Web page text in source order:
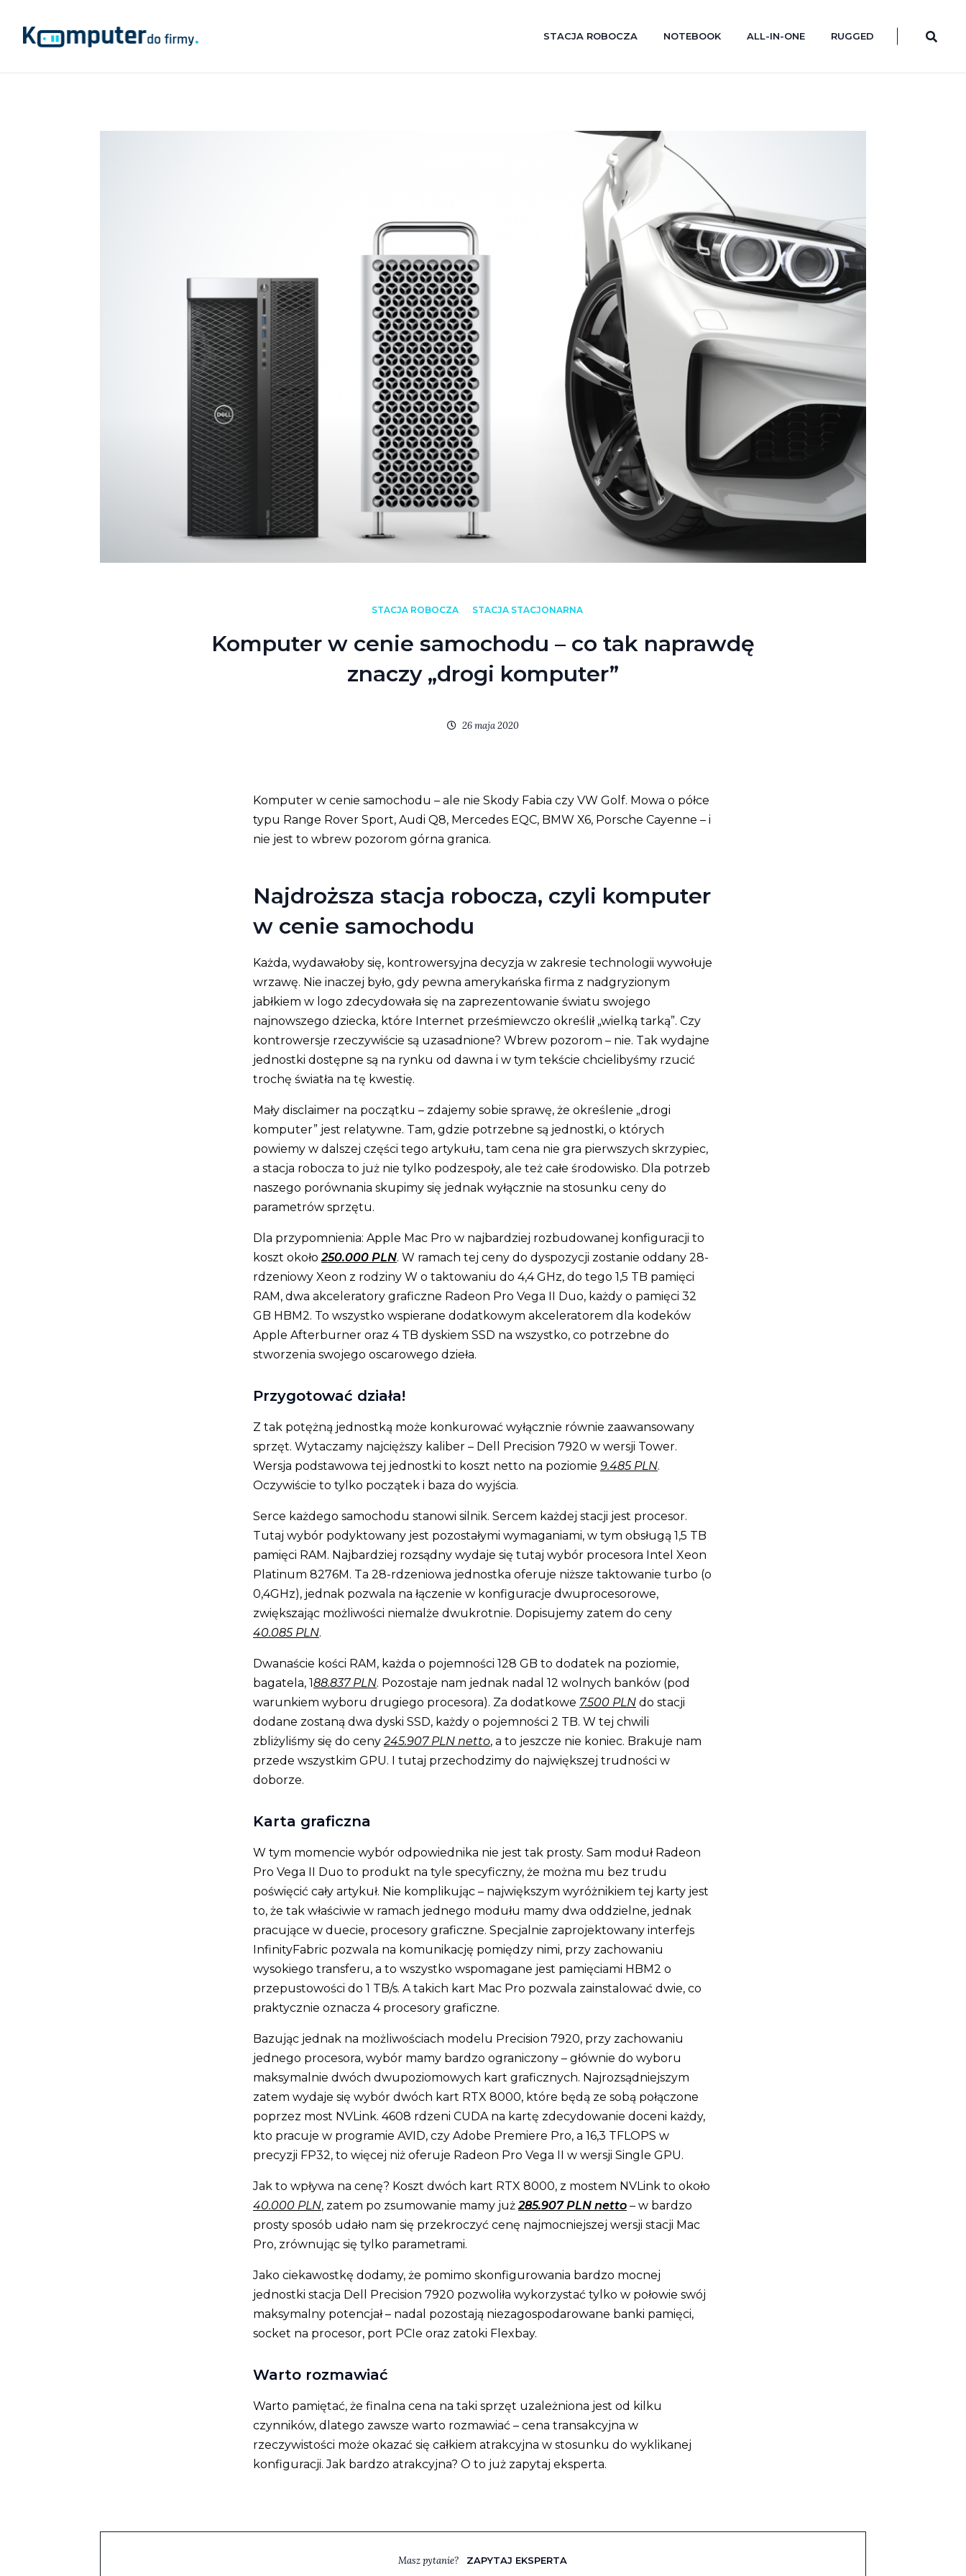
STACJA ROBOCZA NOTEBOOK ALL-IN-ONE RUGGED
STACJA ROBOCZA STACJA STACJONARNA
Komputer w cenie samochodu – co tak naprawdę
znaczy „drogi komputer”
26 maja 2020
Komputer w cenie samochodu – ale nie Skody Fabia czy VW Golf. Mowa o półce
typu Range Rover Sport, Audi Q8, Mercedes EQC, BMW X6, Porsche Cayenne – i
nie jest to wbrew pozorom górna granica.
Najdroższa stacja robocza, czyli komputer
w cenie samochodu
Każda, wydawałoby się, kontrowersyjna decyzja w zakresie technologii wywołuje
wrzawę. Nie inaczej było, gdy pewna amerykańska firma z nadgryzionym
jabłkiem w logo zdecydowała się na zaprezentowanie światu swojego
najnowszego dziecka, które Internet prześmiewczo określił „wielką tarką”. Czy
kontrowersje rzeczywiście są uzasadnione? Wbrew pozorom – nie. Tak wydajne
jednostki dostępne są na rynku od dawna i w tym tekście chcielibyśmy rzucić
trochę światła na tę kwestię.
Mały disclaimer na początku – zdajemy sobie sprawę, że określenie „drogi
komputer” jest relatywne. Tam, gdzie potrzebne są jednostki, o których
powiemy w dalszej części tego artykułu, tam cena nie gra pierwszych skrzypiec,
a stacja robocza to już nie tylko podzespoły, ale też całe środowisko. Dla potrzeb
naszego porównania skupimy się jednak wyłącznie na stosunku ceny do
parametrów sprzętu.
Dla przypomnienia: Apple Mac Pro w najbardziej rozbudowanej konfiguracji to
koszt około 250.000 PLN. W ramach tej ceny do dyspozycji zostanie oddany 28-
rdzeniowy Xeon z rodziny W o taktowaniu do 4,4 GHz, do tego 1,5 TB pamięci
RAM, dwa akceleratory graficzne Radeon Pro Vega II Duo, każdy o pamięci 32
GB HBM2. To wszystko wspierane dodatkowym akceleratorem dla kodeków
Apple Afterburner oraz 4 TB dyskiem SSD na wszystko, co potrzebne do
stworzenia swojego oscarowego dzieła.
Przygotować działa!
Z tak potężną jednostką może konkurować wyłącznie równie zaawansowany
sprzęt. Wytaczamy najcięższy kaliber – Dell Precision 7920 w wersji Tower.
Wersja podstawowa tej jednostki to koszt netto na poziomie 9.485 PLN.
Oczywiście to tylko początek i baza do wyjścia.
Serce każdego samochodu stanowi silnik. Sercem każdej stacji jest procesor.
Tutaj wybór podyktowany jest pozostałymi wymaganiami, w tym obsługą 1,5 TB
pamięci RAM. Najbardziej rozsądny wydaje się tutaj wybór procesora Intel Xeon
Platinum 8276M. Ta 28-rdzeniowa jednostka oferuje niższe taktowanie turbo (o
0,4GHz), jednak pozwala na łączenie w konfiguracje dwuprocesorowe,
zwiększając możliwości niemalże dwukrotnie. Dopisujemy zatem do ceny
40.085 PLN.
Dwanaście kości RAM, każda o pojemności 128 GB to dodatek na poziomie,
bagatela, 188.837 PLN. Pozostaje nam jednak nadal 12 wolnych banków (pod
warunkiem wyboru drugiego procesora). Za dodatkowe 7.500 PLN do stacji
dodane zostaną dwa dyski SSD, każdy o pojemności 2 TB. W tej chwili
zbliżyliśmy się do ceny 245.907 PLN netto, a to jeszcze nie koniec. Brakuje nam
przede wszystkim GPU. I tutaj przechodzimy do największej trudności w
doborze.
Karta graficzna
W tym momencie wybór odpowiednika nie jest tak prosty. Sam moduł Radeon
Pro Vega II Duo to produkt na tyle specyficzny, że można mu bez trudu
poświęcić cały artykuł. Nie komplikując – największym wyróżnikiem tej karty jest
to, że tak właściwie w ramach jednego modułu mamy dwa oddzielne, jednak
pracujące w duecie, procesory graficzne. Specjalnie zaprojektowany interfejs
InfinityFabric pozwala na komunikację pomiędzy nimi, przy zachowaniu
wysokiego transferu, a to wszystko wspomagane jest pamięciami HBM2 o
przepustowości do 1 TB/s. A takich kart Mac Pro pozwala zainstalować dwie, co
praktycznie oznacza 4 procesory graficzne.
Bazując jednak na możliwościach modelu Precision 7920, przy zachowaniu
jednego procesora, wybór mamy bardzo ograniczony – głównie do wyboru
maksymalnie dwóch dwupoziomowych kart graficznych. Najrozsądniejszym
zatem wydaje się wybór dwóch kart RTX 8000, które będą ze sobą połączone
poprzez most NVLink. 4608 rdzeni CUDA na kartę zdecydowanie doceni każdy,
kto pracuje w programie AVID, czy Adobe Premiere Pro, a 16,3 TFLOPS w
precyzji FP32, to więcej niż oferuje Radeon Pro Vega II w wersji Single GPU.
Jak to wpływa na cenę? Koszt dwóch kart RTX 8000, z mostem NVLink to około
40.000 PLN, zatem po zsumowanie mamy już 285.907 PLN netto – w bardzo
prosty sposób udało nam się przekroczyć cenę najmocniejszej wersji stacji Mac
Pro, zrównując się tylko parametrami.
Jako ciekawostkę dodamy, że pomimo skonfigurowania bardzo mocnej
jednostki stacja Dell Precision 7920 pozwoliła wykorzystać tylko w połowie swój
maksymalny potencjał – nadal pozostają niezagospodarowane banki pamięci,
socket na procesor, port PCIe oraz zatoki Flexbay.
Warto rozmawiać
Warto pamiętać, że finalna cena na taki sprzęt uzależniona jest od kilku
czynników, dlatego zawsze warto rozmawiać – cena transakcyjna w
rzeczywistości może okazać się całkiem atrakcyjna w stosunku do wyklikanej
konfiguracji. Jak bardzo atrakcyjna? O to już zapytaj eksperta.
Masz pytanie? ZAPYTAJ EKSPERTA